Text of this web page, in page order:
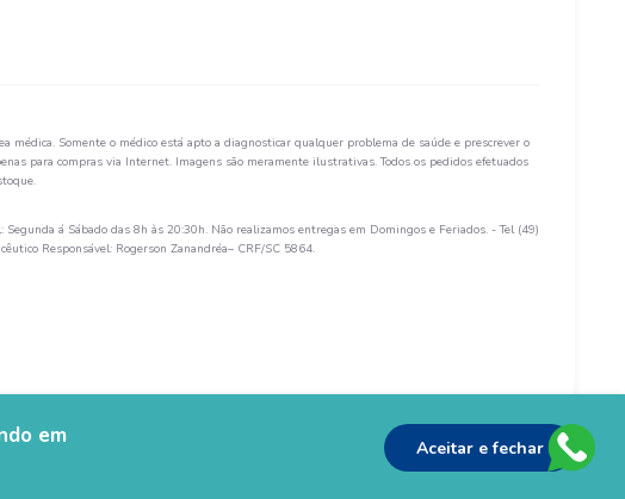
em
Aceitar e fechar
Somente o médico está apto a diagnosticar qualquer problema de saúde e prescrever o
para compras via Internet. Imagens são meramente ilustrativas. Todos os pedidos efetuados
á Sábado das 8h às 20:30h. Não realizamos entregas em Domingos e Feriados. - Tel (49)
Responsável: Rogerson Zanandréa– CRF/SC 5864.